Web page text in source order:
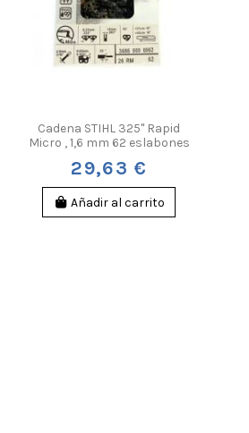
Cadena STIHL 325" Rapid
Micro , 1,6 mm 62 eslabones
29,63 €
Añadir al carrito